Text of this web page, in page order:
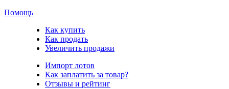
Помощь
Как купить
Как продать
Увеличить продажи
Импорт лотов
Как заплатить за товар?
Отзывы и рейтинг